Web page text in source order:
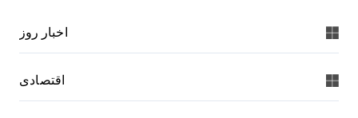
اخبار روز
اقتصادی